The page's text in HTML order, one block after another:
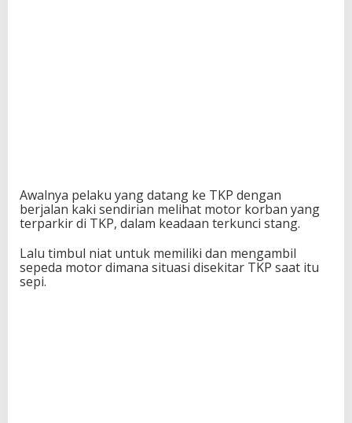
Awalnya pelaku yang datang ke TKP dengan
berjalan kaki sendirian melihat motor korban yang
terparkir di TKP, dalam keadaan terkunci stang.
Lalu timbul niat untuk memiliki dan mengambil
sepeda motor dimana situasi disekitar TKP saat itu
sepi.